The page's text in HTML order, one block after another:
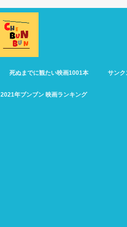
死ぬまでに観たい映画1001本 サンク
2021年ブンブン 映画ランキング